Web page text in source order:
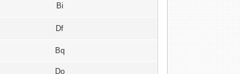
Bi
Df
Bq
Do